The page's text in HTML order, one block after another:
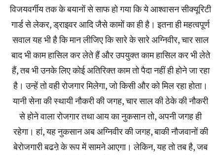
विजयवर्गीय तक के बयानों से साफ हो गया कि ये आश्वासन सीक्यूरिटी
गार्ड से लेकर, ड्राइवर आदि जैसे कामों का ही है। इतना ही महत्वपूर्ण
सवाल यह भी है कि मान लीजिए कि सारे के सारे अग्निवीर, चार साल
बाद भी काम हासिल कर लेते हैं और उपयुक्त काम हासिल कर भी लेते
हैं, तब भी उनके लिए कोई अतिरिक्त काम तो पैदा नहीं ही होने जा रहा
है। उन्हें तो वही रोजगार मिलेगा, जो किसी और को मिल रहा होता।
यानी सेना की स्थायी नौकरी की जगह, चार साल की ठेके की नौकरी
से होने वाला रोजगार तथा आय का नुकसान तो, अपनी जगह ही
रहेगा। हां, यह नुकसान अब अग्निवीर की जगह, बाकी नौजवानों की
बेरोजगारी बढऩे के रूप में सामने आएगा। लेकिन, यह तो तब है, जब